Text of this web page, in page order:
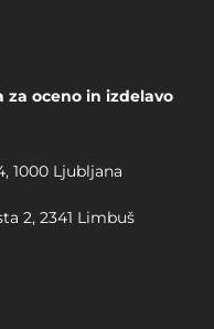
oceno in izdelavo
1000 Ljubljana
2, 2341 Limbuš